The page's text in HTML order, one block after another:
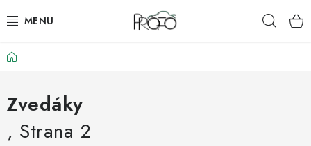
na
ZVEDÁKY
ZOUVAČKY
VYVAŽOVAČKY
Domů
Zvedáky
, Strana 2